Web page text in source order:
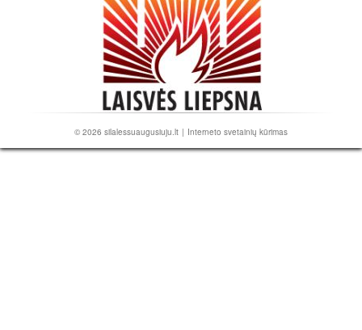
© 2026 silalessuaugusiuju.lt | Interneto svetainių kūrimas